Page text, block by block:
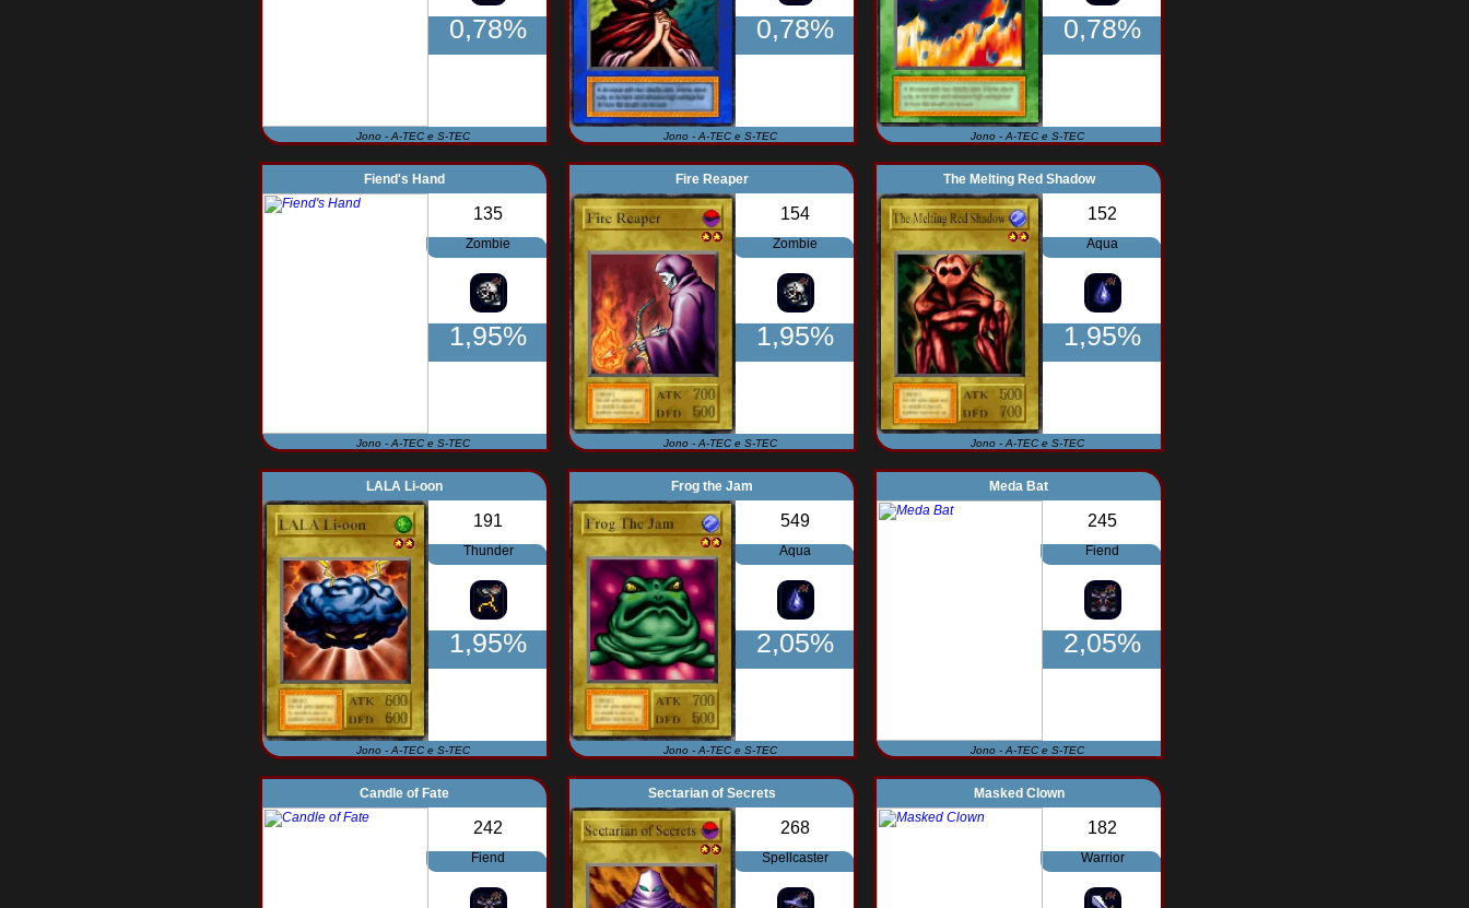
0,78%
Jono - A-TEC e S-TEC
0,78%
Jono - A-TEC e S-TEC
0,78%
Jono - A-TEC e S-TEC
Fiend's Hand
135
Zombie
1,95%
Jono - A-TEC e S-TEC
Fire Reaper
154
Zombie
1,95%
Jono - A-TEC e S-TEC
The Melting Red Shadow
152
Aqua
1,95%
Jono - A-TEC e S-TEC
LALA Li-oon
191
Thunder
1,95%
Jono - A-TEC e S-TEC
Frog the Jam
549
Aqua
2,05%
Jono - A-TEC e S-TEC
Meda Bat
245
Fiend
2,05%
Jono - A-TEC e S-TEC
Candle of Fate
242
Fiend
Sectarian of Secrets
268
Spellcaster
Masked Clown
182
Warrior